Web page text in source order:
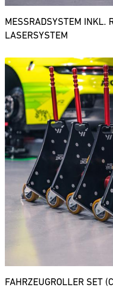
MESSRADSYSTEM INKL.
LASERSYSTEM
Bild
FAHRZEUGROLLER SET